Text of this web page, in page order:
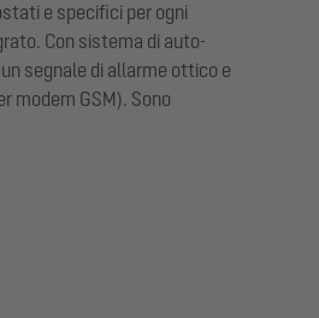
e specifici per ogni
Con sistema di auto-
segnale di allarme ottico e
modem GSM). Sono